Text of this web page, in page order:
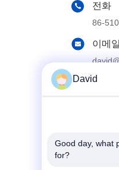
전화
86-
이메일
주소
No.
David
Good day, what
for?